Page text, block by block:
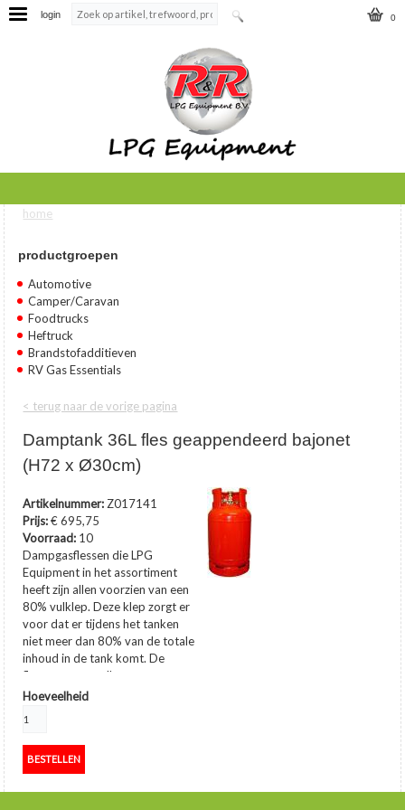
0
login
U bent hier
home
productgroepen
Automotive
Camper/Caravan
Foodtrucks
Heftruck
Brandstofadditieven
RV Gas Essentials
< terug naar de vorige pagina
Damptank 36L fles geappendeerd bajonet
(H72 x Ø30cm)
Artikelnummer: Z017141
Prijs: € 695,75
Voorraad: 10
Dampgasflessen die LPG
Equipment in het assortiment
heeft zijn allen voorzien van een
80% vulklep. Deze klep zorgt er
voor dat er tijdens het tanken
niet meer dan 80% van de totale
inhoud in de tank komt. De
flessen mogen alleen
rechtopstaand gevuld en
Hoeveelheid